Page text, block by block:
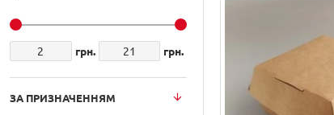
грн. грн.
ЗА ПРИЗНАЧЕННЯМ